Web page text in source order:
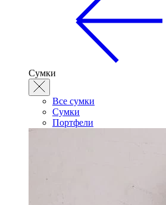
Сумки
Все сумки
Сумки
Портфели